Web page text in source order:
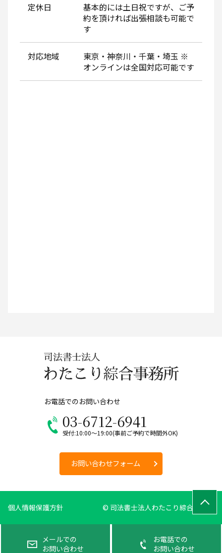
メールでの
お問い合わせ
お電話での
お問い合わせ
定休日
基本的には土日祝ですが、ご予
約を頂ければ出張相談も可能で
す
対応地域
東京・神奈川・千葉・埼玉 ※
オンラインは全国対応可能です
お電話でのお問い合わせ
03-6712-6941
受付:10:00～19:00(事前ご予約で時間外OK)
お問い合わせフォーム
個人情報保護方針 © 司法書士法人わたこり綜合事務所